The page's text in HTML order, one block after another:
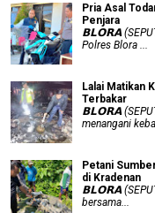
Pria Asal
Penjara
𝗕𝗟𝗢𝗥𝗔
Polres Blora ...
Lalai Matikan
Terbakar
𝗕𝗟𝗢𝗥𝗔
menangani
Petani
di Kradenan
𝗕𝗟𝗢𝗥𝗔
bersama...